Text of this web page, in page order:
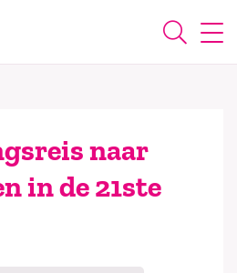
naar
in de 21ste